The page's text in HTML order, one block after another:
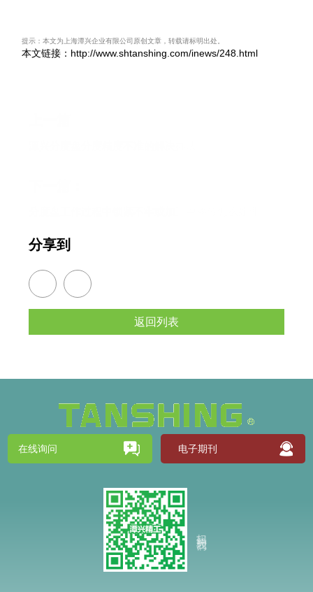
提示：本文为上海潭兴企业有限公司原创文章，转载请标明出处。
本文链接：http://www.shtanshing.com/inews/248.html
分享到
返回列表
在线询问 电子期刊